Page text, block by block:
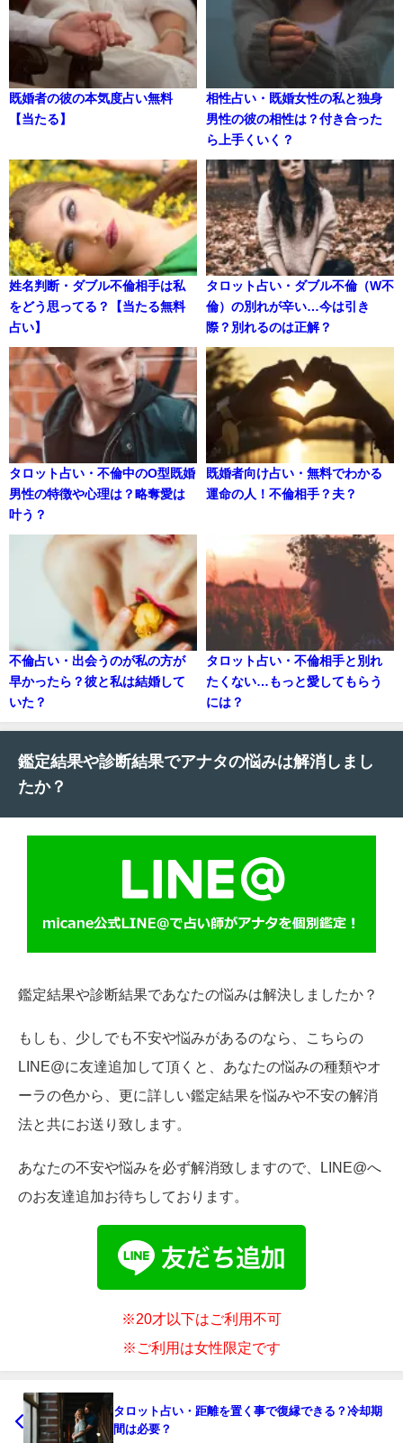
既婚者の彼の本気度占い無料
【当たる】
相性占い・既婚女性の私と独身
男性の彼の相性は？付き合った
ら上手くいく？
姓名判断・ダブル不倫相手は私
をどう思ってる？【当たる無料
占い】
タロット占い・ダブル不倫（W不
倫）の別れが辛い…今は引き
際？別れるのは正解？
タロット占い・不倫中のO型既婚
男性の特徴や心理は？略奪愛は
叶う？
既婚者向け占い・無料でわかる
運命の人！不倫相手？夫？
不倫占い・出会うのが私の方が
早かったら？彼と私は結婚して
いた？
タロット占い・不倫相手と別れ
たくない…もっと愛してもらう
には？
鑑定結果や診断結果でアナタの悩みは解消しまし
たか？
鑑定結果や診断結果であなたの悩みは解決しましたか？
もしも、少しでも不安や悩みがあるのなら、こちらの
LINE@に友達追加して頂くと、あなたの悩みの種類やオ
ーラの色から、更に詳しい鑑定結果を悩みや不安の解消
法と共にお送り致します。
あなたの不安や悩みを必ず解消致しますので、LINE@へ
のお友達追加お待ちしております。
※20才以下はご利用不可
※ご利用は女性限定です
タロット占い・距離を置く事で復縁できる？冷却期
間は必要？